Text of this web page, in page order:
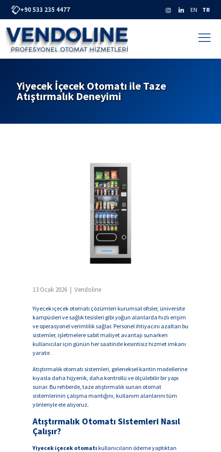
+90 533 235 4477 EN TR
Yiyecek İçecek Otomatı ile Taze
Atıştırmalık Deneyimi
13 Ocak 2026 | Vendoline
Yiyecek içecek otomatı çözümleri kurumsal ofisler, üniversite
kampüsleri ve sağlık tesisleri gibi yoğun alanlarda hızlı erişim
ve operasyonel verimlilik sağlar. Personel ihtiyacını azaltan bu
sistemler, işletmelere sabit maliyet avantajı sunarken
kullanıcılar için günün her saatinde kesintisiz hizmet imkanı
yaratır.
Atıştırmalık otomatı sistemleri, geleneksel kantin modellerine
kıyasla daha hijyenik, daha kontrollü ve ölçülebilir bir yapı
sunar. Bu rehberde, taze atıştırmalık sunan otomat
sistemlerinin çalışma mantığını, kullanım alanlarını tüm
yönleriyle ele alıyoruz.
Atıştırmalık Otomatı Sistemleri Nasıl
Çalışır?
Yiyecek içecek otomatı kullanıcıların ödeme yaptıktan